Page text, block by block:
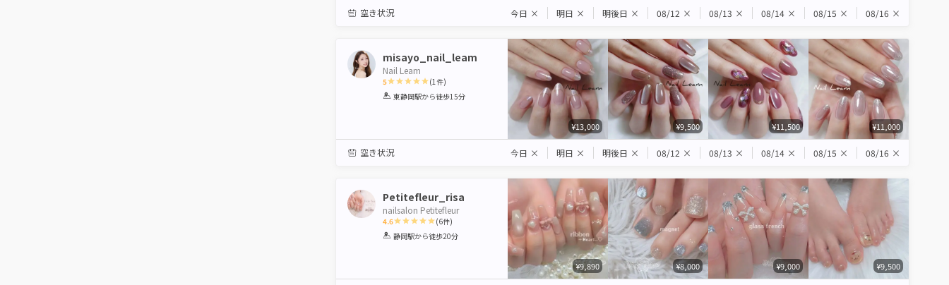
空き状況 今日 × 明日 × 明後日 × 08/12 × 08/13 × 08/14 × 08/15 × 08/16 ×
misayo_nail_leam
Nail Leam
5
1 2 3 4 5
(1 件)
東静岡駅から徒歩15分
¥13,000 ¥9,500 ¥11,500 ¥11,000
空き状況 今日 × 明日 × 明後日 × 08/12 × 08/13 × 08/14 × 08/15 × 08/16 ×
Petitefleur_risa
nailsalon Petitefleur
4.6
1 2 3 4 5
(6件)
静岡駅から徒歩20分
¥9,890 ¥8,000 ¥9,000 ¥9,500